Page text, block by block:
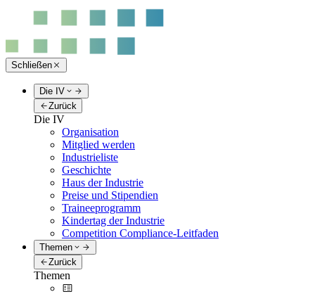
Schließen
Die IV
Zurück
Die IV
Organisation
Mitglied werden
Industrieliste
Geschichte
Haus der Industrie
Preise und Stipendien
Traineeprogramm
Kindertag der Industrie
Competition Compliance-Leitfaden
Themen
Zurück
Themen